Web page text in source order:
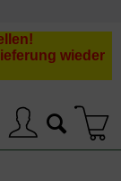
wieder